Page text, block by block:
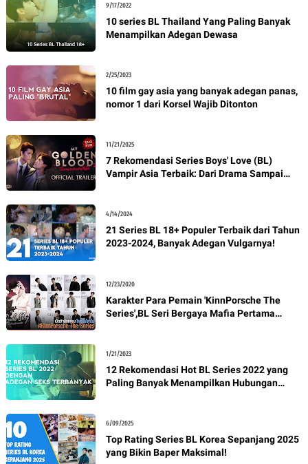
9/17/2022
10 series BL Thailand Yang Paling Banyak
Menampilkan Adegan Dewasa
2/25/2023
10 film gay asia yang banyak adegan panas,
nomor 1 dari Korsel Wajib Ditonton
11/21/2025
7 Rekomendasi Series Boys' Love (BL)
Vampir Asia Terbaik: Dari Drama Sampai
4/14/2024
21 Series BL 18+ Populer Terbaik dari Tahun
2023-2024, Banyak Adegan Vulgarnya!
12/23/2020
Karakter Para Pemain 'KinnPorsche The
Series',BL Seri Bergaya Mafia Pertama
1/21/2023
12 Rekomendasi Hot BL Series 2022 yang
Paling Banyak Menampilkan Hubungan
6/09/2025
Top Rating Series BL Korea Sepanjang 2025
yang Bikin Baper Maksimal!